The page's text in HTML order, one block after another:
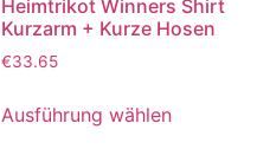
Heimtrikot Winners Shirt
Kurzarm + Kurze Hosen
€33.65
Ausführung wählen